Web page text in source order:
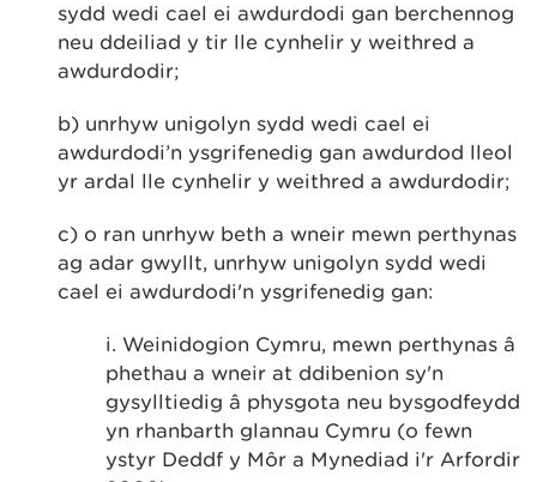
sydd wedi cael ei awdurdodi gan berchennog
neu ddeiliad y tir lle cynhelir y weithred a
awdurdodir;
b) unrhyw unigolyn sydd wedi cael ei
awdurdodi’n ysgrifenedig gan awdurdod lleol
yr ardal lle cynhelir y weithred a awdurdodir;
c) o ran unrhyw beth a wneir mewn perthynas
ag adar gwyllt, unrhyw unigolyn sydd wedi
cael ei awdurdodi'n ysgrifenedig gan:
i. Weinidogion Cymru, mewn perthynas â
phethau a wneir at ddibenion sy'n
gysylltiedig â physgota neu bysgodfeydd
yn rhanbarth glannau Cymru (o fewn
ystyr Deddf y Môr a Mynediad i'r Arfordir